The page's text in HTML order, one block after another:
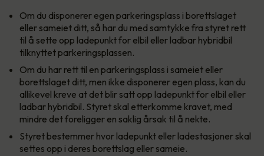
Om du disponerer egen parkeringsplass i borettslaget
eller sameiet ditt, så har du med samtykke fra styret rett
til å sette opp ladepunkt for elbil eller ladbar hybridbil
tilknyttet parkeringsplassen.
Om du har rett til en parkeringsplass i sameiet eller
borettslaget ditt, men ikke disponerer egen plass, kan du
allikevel kreve at det blir satt opp ladepunkt for elbil eller
ladbar hybridbil. Styret skal etterkomme kravet, med
mindre det foreligger en saklig årsak til å nekte.
Styret bestemmer hvor ladepunkt eller ladestasjoner skal
settes opp i deres borettslag eller sameie.